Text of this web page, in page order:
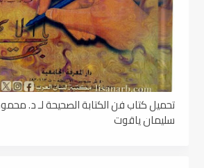
تحميل كتاب فن الكتابة الصحيحة لـ د.
سليمان ياقوت